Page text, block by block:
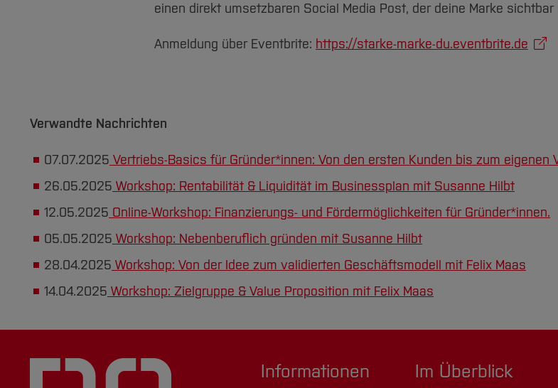
einen direkt umsetzbaren Social Media Post, der deine Marke sichtbar
Anmeldung über Eventbrite: https://starke-marke-du.eventbrite.de
Verwandte Nachrichten
07.07.2025 Vertriebs-Basics für Gründer*innen: Von den ersten Kunden bis zum eigenen
26.05.2025 Workshop: Rentabilität & Liquidität im Businessplan mit Susanne Hilbt
12.05.2025 Online-Workshop: Finanzierungs- und Fördermöglichkeiten für Gründer*innen.
05.05.2025 Workshop: Nebenberuflich gründen mit Susanne Hilbt
28.04.2025 Workshop: Von der Idee zum validierten Geschäftsmodell mit Felix Maas
14.04.2025 Workshop: Zielgruppe & Value Proposition mit Felix Maas
Informationen Im Überblick